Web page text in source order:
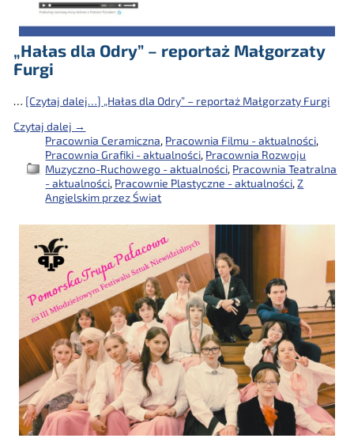
„Hałas dla Odry” – reportaż Małgorzaty
Furgi
… [Czytaj dalej…] „Hałas dla Odry” – reportaż Małgorzaty Furgi
Czytaj dalej →
Pracownia Ceramiczna, Pracownia Filmu - aktualności,
Pracownia Grafiki - aktualności, Pracownia Rozwoju
Muzyczno-Ruchowego - aktualności, Pracownia Teatralna
- aktualności, Pracownie Plastyczne - aktualności,Z
Angielskim przez Świat